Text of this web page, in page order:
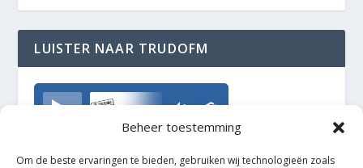
Beheer toestemming
Om de beste ervaringen te bieden, gebruiken wij technologieën zoals
LUISTER NAAR TRUDOFM
TrudoFM